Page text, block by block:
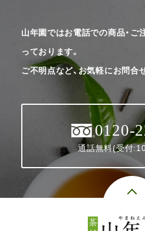
山年園ではお電話での商品・ご
っております。
ご不明点など、お気軽にお問合
0120-
通話無料(受付